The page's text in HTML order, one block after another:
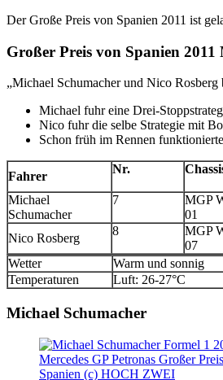
Der Große Preis von Spanien 2011 ist
Großer Preis von Spanien 2011
„Michael Schumacher und Nico Rosberg
Michael fuhr eine Drei-
Nico fuhr die selbe Strategie mit
Schon früh im Rennen
Fahrer
Nr.
Michael
Schumacher
7
MGP
01
Nico Rosberg
8
MGP
07
Wetter
Warm und sonnig
Temperaturen
Luft: 26-27°C
Michael Schumacher